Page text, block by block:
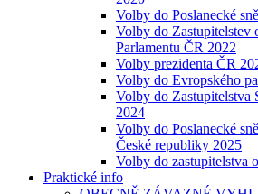
Volby do Poslanecké
Volby do Zastupitelstev
Parlamentu ČR 2022
Volby prezidenta ČR
Volby do Evropského
Volby do Zastupitelstva
2024
Volby do Poslanecké
České republiky 2025
Volby do zastupitelstva
Praktické info